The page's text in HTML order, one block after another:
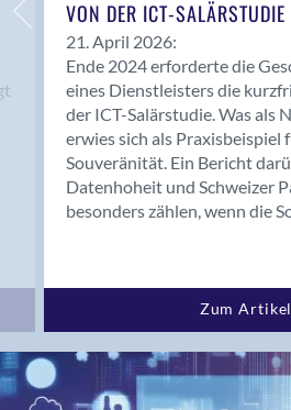
Bern 15
Bern 22
Bern 65
Bern 9
Bern-Zollikofen
Biel/Bienne
Binningen
Bolligen
Bremgarten bei Bern
Brig
Brig-Glis
VON DER ICT-SALÄRSTUDIE
21. April 2026:
Ende 2024 erforderte die
eines Dienstleisters die
der ICT-Salärstudie. Was als
erwies sich als Praxisbeispiel
Souveränität. Ein Bericht
Datenhoheit und Schweizer
besonders zählen, wenn die
Zum Artikel